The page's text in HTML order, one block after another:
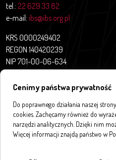
Cenimy państwa prywatność
Do poprawnego działania naszej
cookies. Zachęcamy również do
narzędzi analitycznych. Dzięki nim
Więcej informacji znajdą państwo w
tel.: 22 629 33 82
e-mail: ibs@ibs.org.pl
KRS 0000249402
REGON 140420239
NIP 701-00-06-634
O nas
Projekty badawcze
Publikacje
Bazy i aplikacje
Innymi słowy